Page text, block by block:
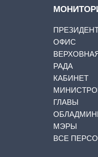
ОФИС
РАДА
КАБИНЕТ
ГЛАВЫ
МЭРЫ
ВСЕ